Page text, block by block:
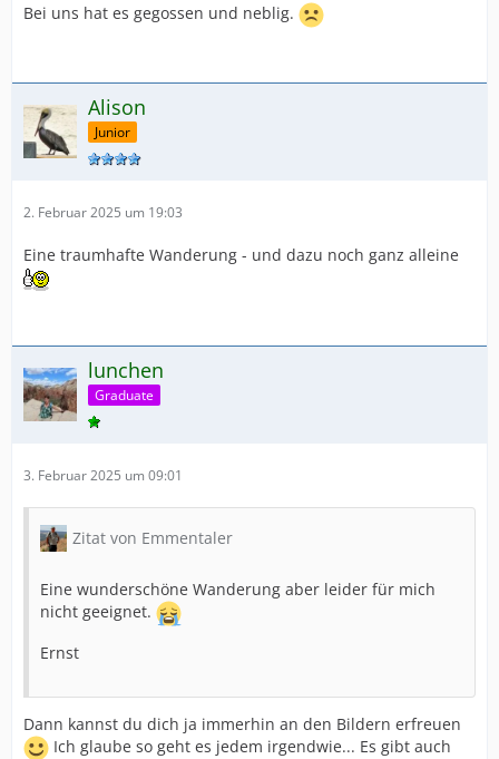
Bei uns hat es gegossen und neblig.
Alison
Junior
2. Februar 2025 um 19:03
Eine traumhafte Wanderung - und dazu noch ganz alleine
lunchen
Graduate
3. Februar 2025 um 09:01
Zitat von Emmentaler
Eine wunderschöne Wanderung aber leider für mich
nicht geeignet.
Ernst
Dann kannst du dich ja immerhin an den Bildern erfreuen
Ich glaube so geht es jedem irgendwie... Es gibt auch